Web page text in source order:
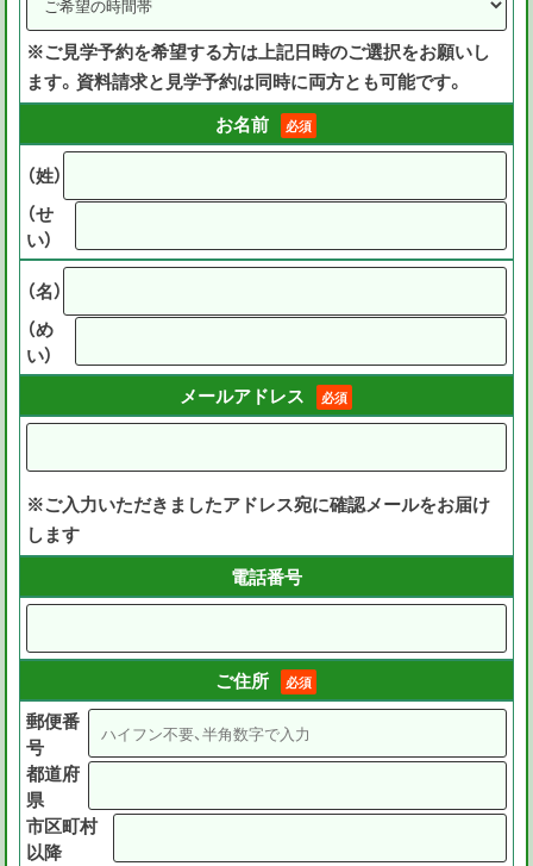
※ご見学予約を希望する方は上記日時のご選択をお願いし
ます。資料請求と見学予約は同時に両方とも可能です。
お名前
必須
（姓）
（せ
い）
（名）
（め
い）
メールアドレス
必須
※ご入力いただきましたアドレス宛に確認メールをお届け
します
電話番号
ご住所 必須
郵便番
号
都道府
県
市区町村
以降